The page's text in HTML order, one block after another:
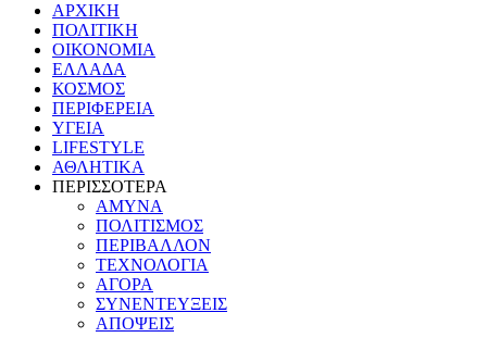
ΑΡΧΙΚΗ
ΠΟΛΙΤΙΚΗ
ΟΙΚΟΝΟΜΙΑ
ΕΛΛΑΔΑ
ΚΟΣΜΟΣ
ΠΕΡΙΦΕΡΕΙΑ
ΥΓΕΙΑ
LIFESTYLE
ΑΘΛΗΤΙΚΑ
ΠΕΡΙΣΣΟΤΕΡΑ
ΑΜΥΝΑ
ΠΟΛΙΤΙΣΜΟΣ
ΠΕΡΙΒΑΛΛΟΝ
ΤΕΧΝΟΛΟΓΙΑ
ΑΓΟΡΑ
ΣΥΝΕΝΤΕΥΞΕΙΣ
ΑΠΟΨΕΙΣ